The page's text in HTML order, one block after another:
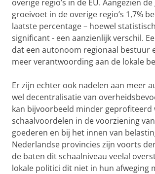
overige regio’s in de EU. Aangezien
groeivoet in de overige regio’s 1,7%
laatste percentage – hoewel
significant - een aanzienlijk verschil.
dat een autonoom regionaal bestuur
meer verantwoording aan de lokale
Er zijn echter ook nadelen aan meer
wel decentralisatie van
kan bijvoorbeeld minder geprofiteerd
schaalvoordelen in de voorziening
goederen en bij het innen van
Nederlandse provincies zijn voorts
de baten dit schaalniveau veelal
lokale politici dit niet in hun afweging